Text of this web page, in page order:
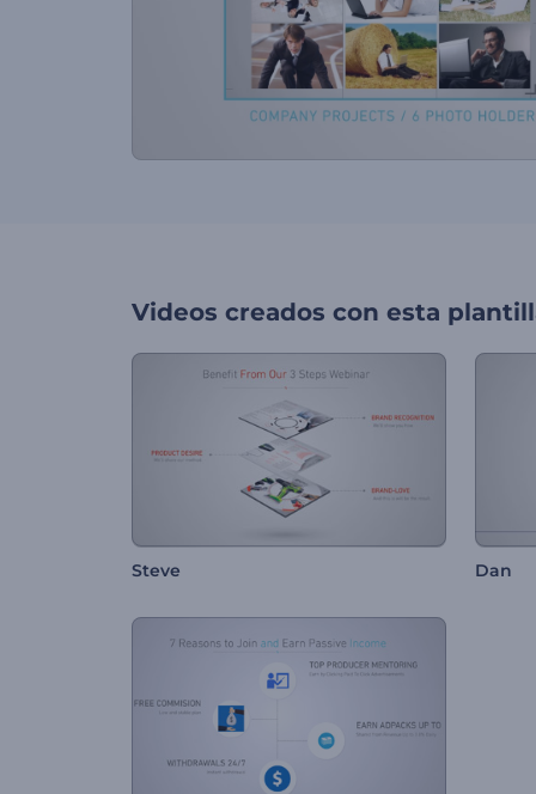
Videos creados con esta
Steve Dan